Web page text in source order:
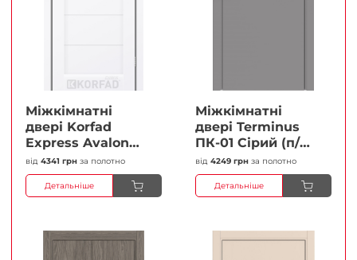
Міжкімнатні
двері Korfad
Express Avalon
Білий мат
Кристал
Антискретч
від 4341 грн за полотно
Детальніше
Міжкімнатні
двері Terminus
ПК-01 Сірий (п/п)
Глухі Плівка
від 4249 грн за полотно
Детальніше